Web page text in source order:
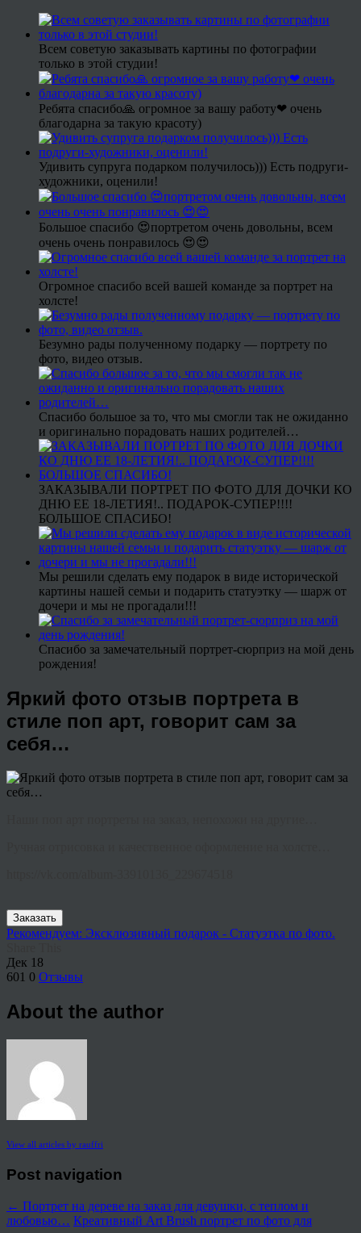
Всем советую заказывать картины по фотографии
только в этой студии!
Ребята спасибо🙏 огромное за вашу работу❤ очень
благодарна за такую красоту)
Удивить супруга подарком получилось))) Есть подруги-
художники, оценили!
Большое спасибо 😍портретом очень довольны, всем
очень очень понравилось 😍😍
Огромное спасибо всей вашей команде за портрет на
холсте!
Безумно рады полученному подарку — портрету по
фото, видео отзыв.
Спасибо большое за то, что мы смогли так не ожиданно
и оригинально порадовать наших родителей…
ЗАКАЗЫВАЛИ ПОРТРЕТ ПО ФОТО ДЛЯ ДОЧКИ КО
ДНЮ ЕЕ 18-ЛЕТИЯ!.. ПОДАРОК-СУПЕР!!!!
БОЛЬШОЕ СПАСИБО!
Мы решили сделать ему подарок в виде исторической
картины нашей семьи и подарить статуэтку — шарж от
дочери и мы не прогадали!!!
Спасибо за замечательный портрет-сюрприз на мой день
рождения!
Яркий фото отзыв портрета в
стиле поп арт, говорит сам за
себя…
Заказать
Рекомендуем: Эксклюзивный подарок - Статуэтка по фото.
Дек 18
601 0 Отзывы
About the author
View all articles by rauffri
Post navigation
← Портрет на дереве на заказ для девушки, с теплом и
любовью… Креативный Art Brush портрет по фото для